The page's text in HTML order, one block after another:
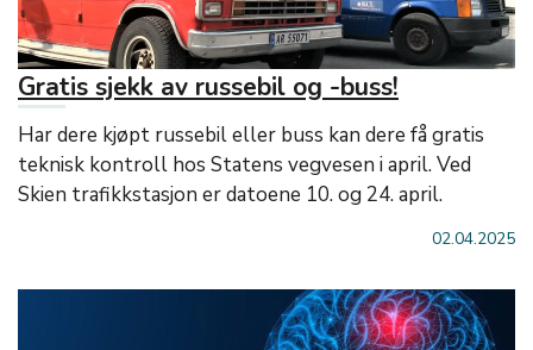
Gratis sjekk av russebil og -buss!
Har dere kjøpt russebil eller buss kan dere få gratis
teknisk kontroll hos Statens vegvesen i april. Ved
Skien trafikkstasjon er datoene 10. og 24. april.
02.04.2025